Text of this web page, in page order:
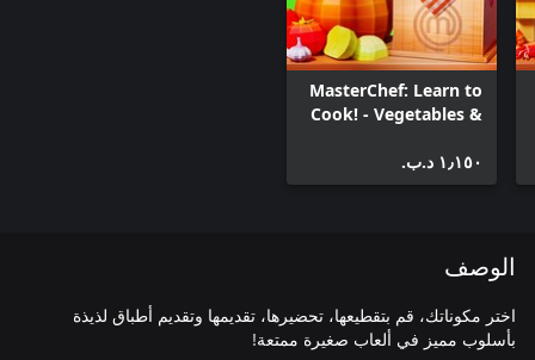
MasterChef: Learn to
Cook! - Vegetables &
١٫١٥٠ د.ب.‏
الوصف
اختر مكوناتك، قم بتقطيعها، تحضيرها، تقديمها وتقديم أطباق لذيذة